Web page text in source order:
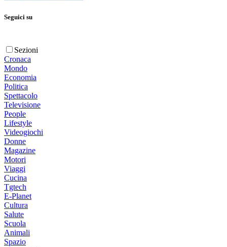
Seguici su
Sezioni
Cronaca
Mondo
Economia
Politica
Spettacolo
Televisione
People
Lifestyle
Videogiochi
Donne
Magazine
Motori
Viaggi
Cucina
Tgtech
E-Planet
Cultura
Salute
Scuola
Animali
Spazio